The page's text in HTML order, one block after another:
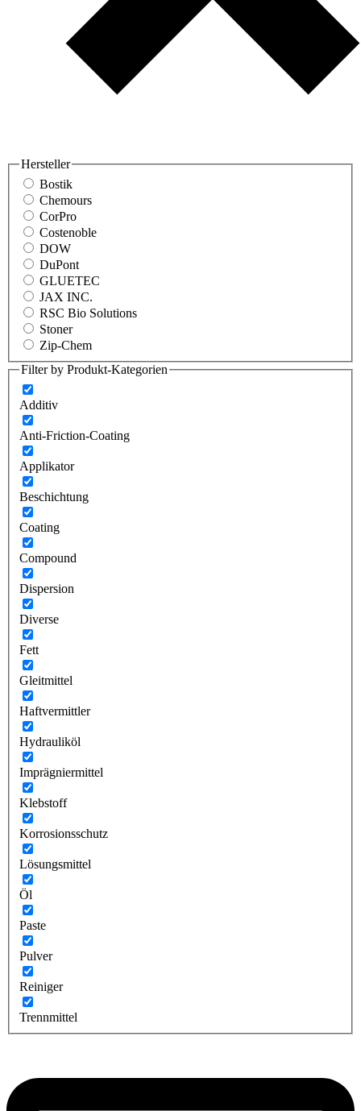
Hersteller
Bostik
Chemours
CorPro
Costenoble
DOW
DuPont
GLUETEC
JAX INC.
RSC Bio Solutions
Stoner
Zip-Chem
Filter by Produkt-Kategorien
Additiv
Anti-Friction-Coating
Applikator
Beschichtung
Coating
Compound
Dispersion
Diverse
Fett
Gleitmittel
Haftvermittler
Hydrauliköl
Imprägniermittel
Klebstoff
Korrosionsschutz
Lösungsmittel
Öl
Paste
Pulver
Reiniger
Trennmittel